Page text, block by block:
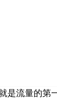
是流量的第